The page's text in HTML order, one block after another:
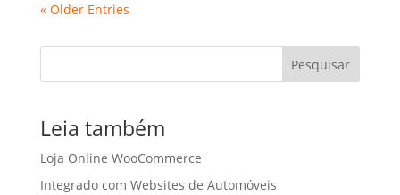
« Older Entries
Pesquisar
Leia também
Loja Online WooCommerce
Integrado com Websites de Automóveis